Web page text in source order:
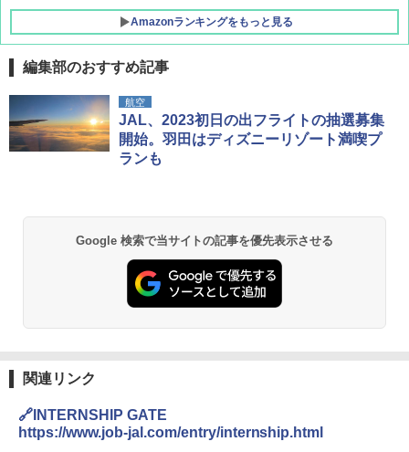
Amazonランキングをもっと見る
BUNDOK(バンドック)ソロ ドーム 1 EX BDK
-08EX カーキ ソロキャンプ ポリエステル フ
レーム テント
￥14,800
GRANDOOR ステンレス保冷剤 2個セット 2
コンパクト 保冷力長持ち
￥2,980
DEWEL パラソル 大型 ビーチ アウトドアパ
￥6,999
編集部のおすすめ記事
航空
JAL、2023初日の出フライトの抽選募集
開始。羽田はディズニーリゾート満喫プ
ランも
Google 検索で当サイトの記事を優先表示させる
関連リンク
🔗INTERNSHIP GATE
https://www.job-jal.com/entry/internship.html